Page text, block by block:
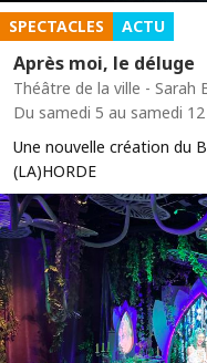
SPECTACLES ACTU
Après moi, le déluge
Théâtre de la ville - Sarah
Du samedi 5 au samedi
Une nouvelle création du
(LA)HORDE